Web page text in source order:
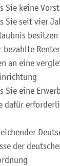
Sie keine
Sie seit vier
besitzen
bezahlte
an eine
Sie eine
dafür
der